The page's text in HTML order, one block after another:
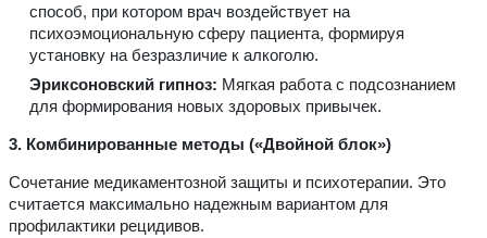
способ, при котором врач воздействует на
психоэмоциональную сферу пациента, формируя
установку на безразличие к алкоголю.
Эриксоновский гипноз: Мягкая работа с подсознанием
для формирования новых здоровых привычек.
3. Комбинированные методы («Двойной блок»)
Сочетание медикаментозной защиты и психотерапии. Это
считается максимально надежным вариантом для
профилактики рецидивов.